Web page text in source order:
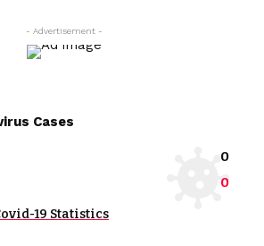
- Advertisement -
Cases
0
0
19 Statistics